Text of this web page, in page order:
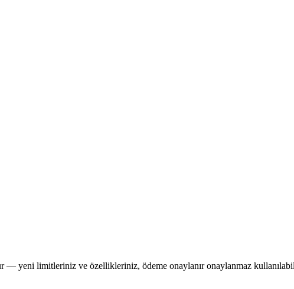
— yeni limitleriniz ve özellikleriniz, ödeme onaylanır onaylanmaz